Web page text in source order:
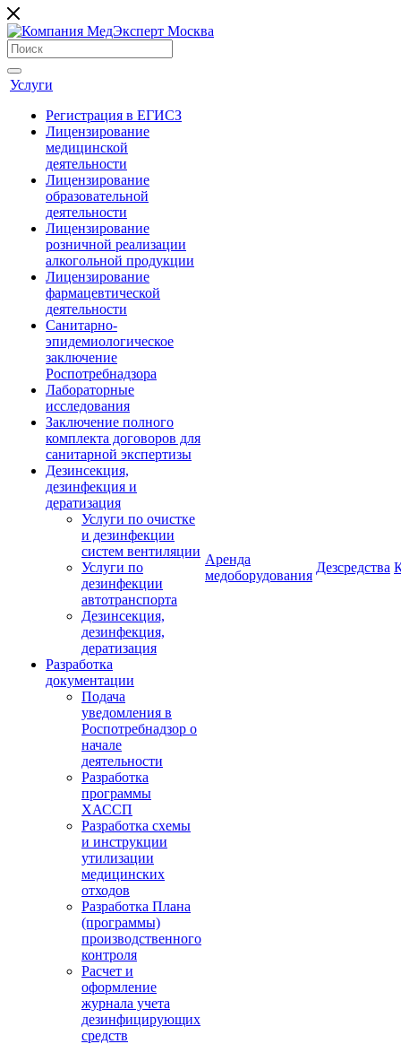
Услуги
Регистрация в ЕГИСЗ
Лицензирование
медицинской
деятельности
Лицензирование
образовательной
деятельности
Лицензирование
розничной реализации
алкогольной продукции
Лицензирование
фармацевтической
деятельности
Санитарно-
эпидемиологическое
заключение
Роспотребнадзора
Лабораторные
исследования
Заключение полного
комплекта договоров для
санитарной экспертизы
Дезинсекция,
дезинфекция и
дератизация
Услуги по очистке
и дезинфекции
систем вентиляции
Услуги по
дезинфекции
автотранспорта
Дезинсекция,
дезинфекция,
дератизация
Разработка
документации
Подача
уведомления в
Роспотребнадзор о
начале
деятельности
Разработка
программы
ХАССП
Разработка схемы
и инструкции
утилизации
медицинских
отходов
Разработка Плана
(программы)
производственного
контроля
Расчет и
оформление
журнала учета
дезинфицирующих
средств
Аренда
медоборудования
Дезсредства